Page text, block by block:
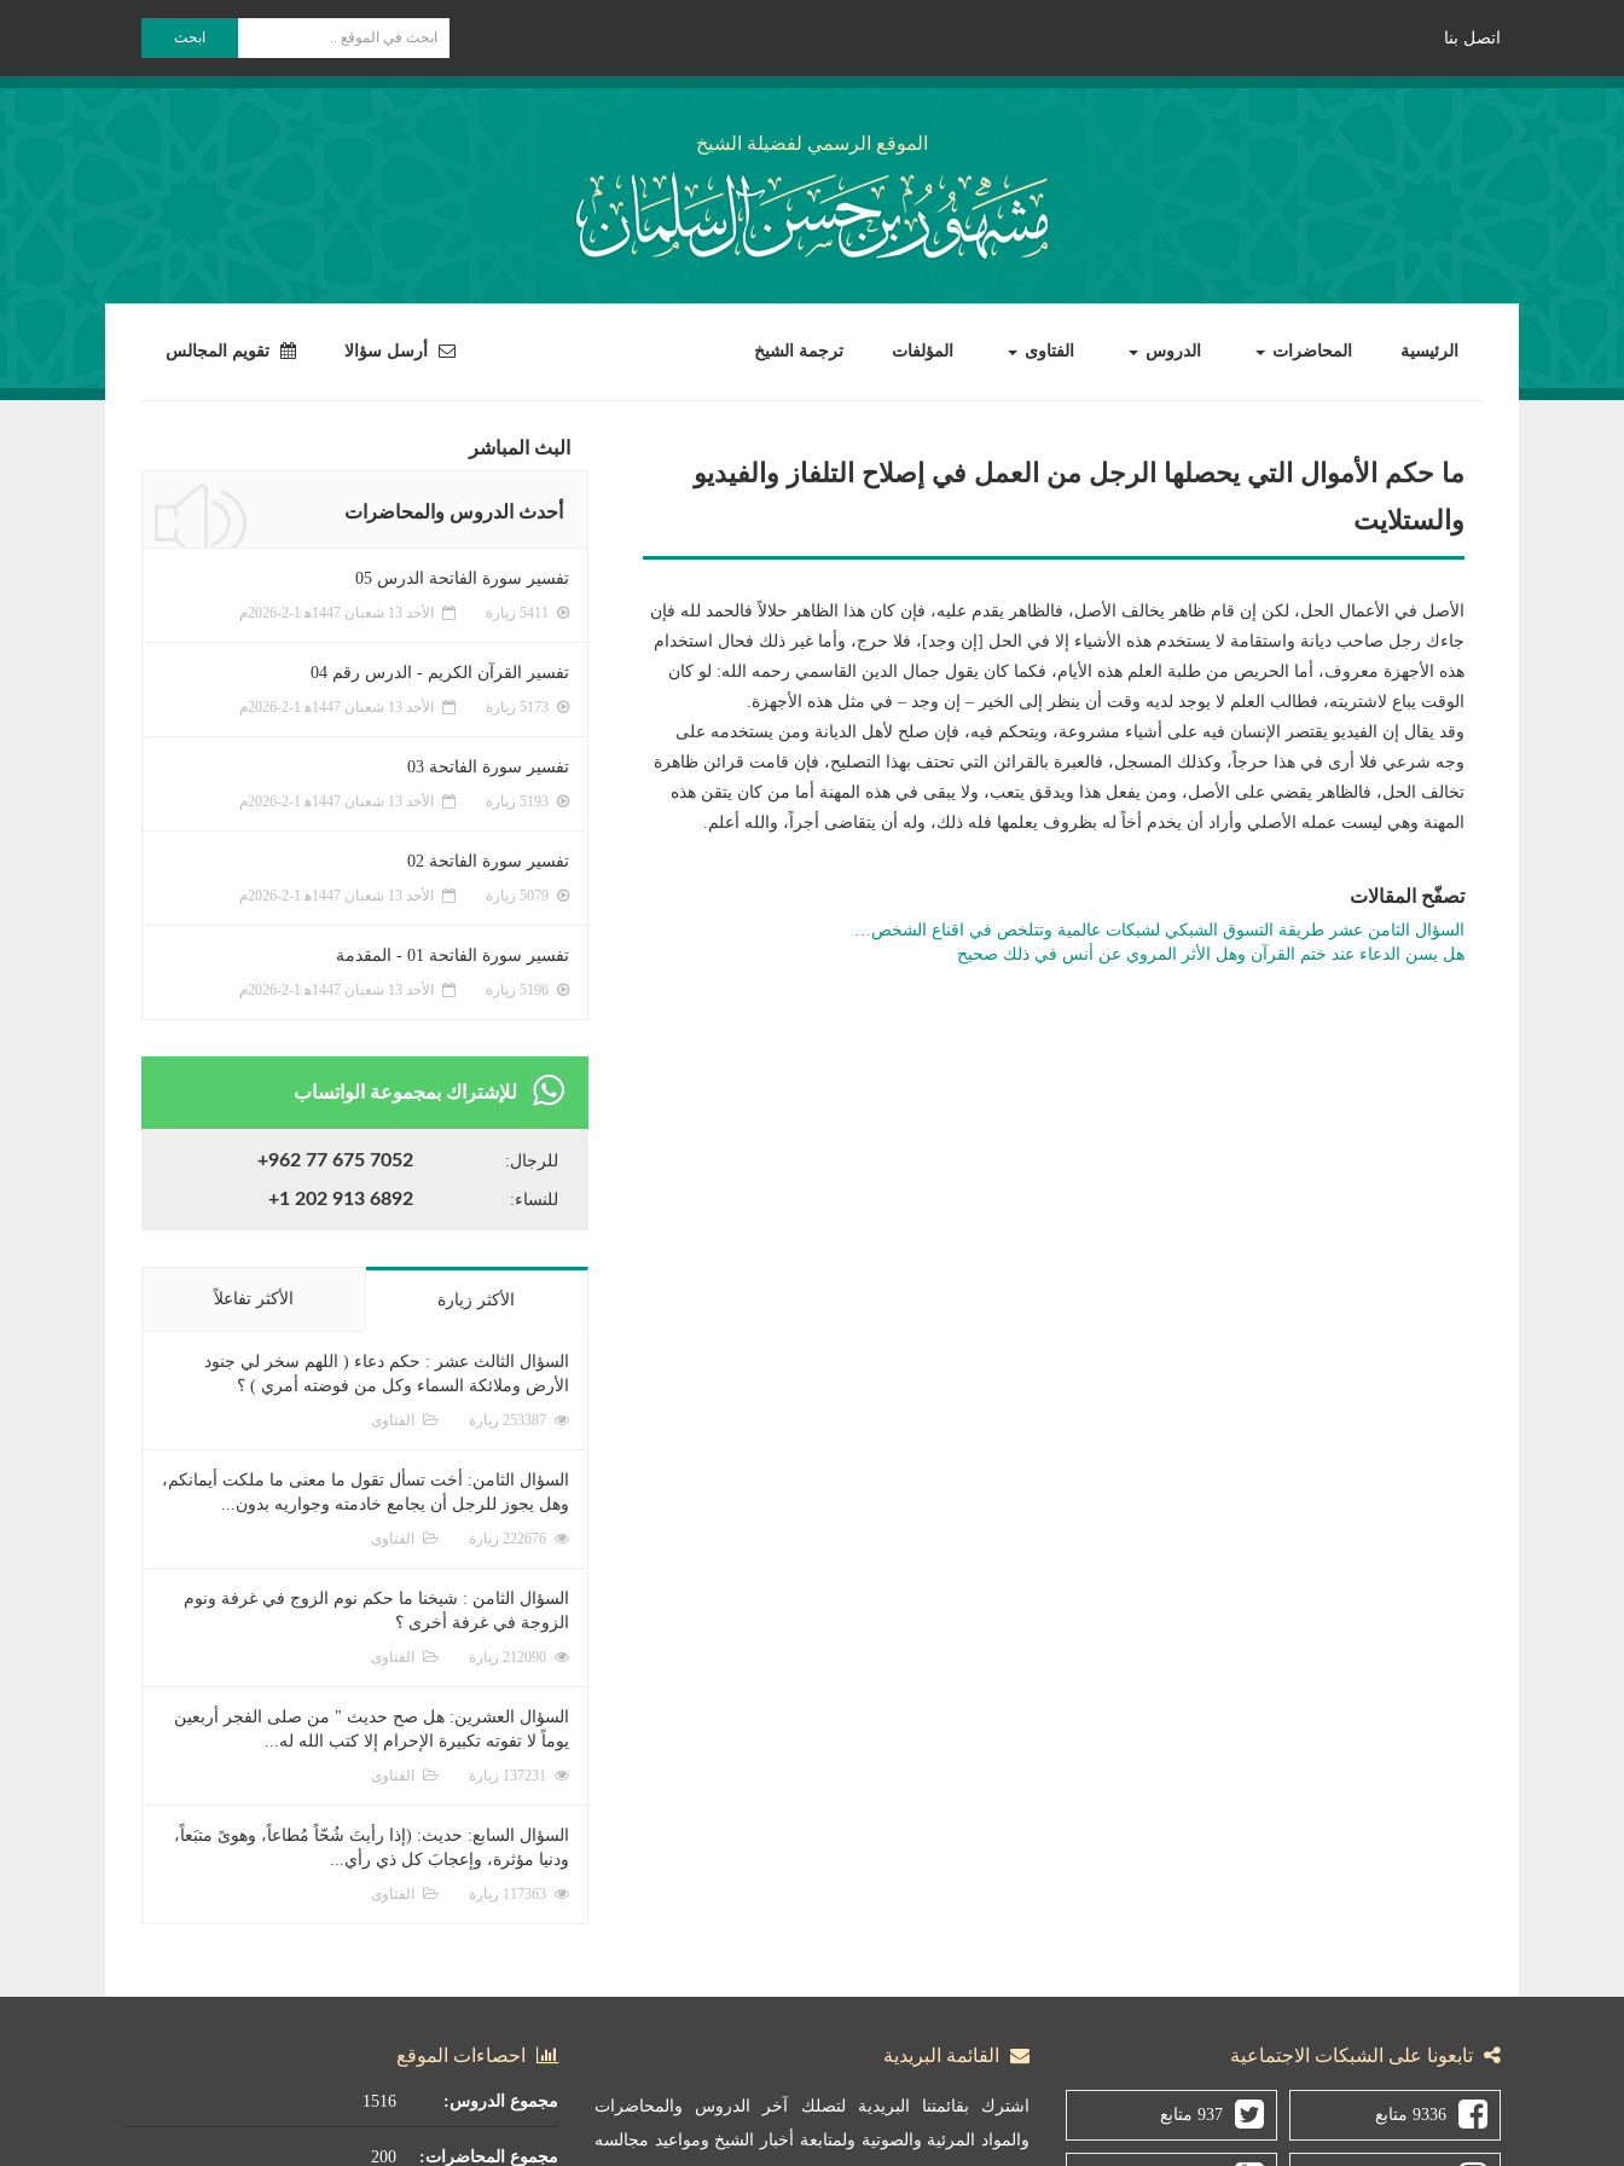
اتصل بنا ابحث
الموقع الرسمي لفضيلة الشيخ
الرئيسية المحاضرات الدروس الفتاوى المؤلفات ترجمة الشيخ أرسل سؤالا تقويم المجالس
ما حكم الأموال التي يحصلها الرجل من العمل في إصلاح التلفاز والفيديو
والستلايت
الأصل في الأعمال الحل، لكن إن قام ظاهر يخالف الأصل، فالظاهر يقدم عليه، فإن كان هذا الظاهر حلالاً فالحمد لله فإن
جاءك رجل صاحب ديانة واستقامة لا يستخدم هذه الأشياء إلا في الحل [إن وجد]، فلا حرج، وأما غير ذلك فحال استخدام
هذه الأجهزة معروف، أما الحريص من طلبة العلم هذه الأيام، فكما كان يقول جمال الدين القاسمي رحمه الله: لو كان
الوقت يباع لاشتريته، فطالب العلم لا يوجد لديه وقت أن ينظر إلى الخير – إن وجد – في مثل هذه الأجهزة.
وقد يقال إن الفيديو يقتصر الإنسان فيه على أشياء مشروعة، ويتحكم فيه، فإن صلح لأهل الديانة ومن يستخدمه على
وجه شرعي فلا أرى في هذا حرجاً، وكذلك المسجل، فالعبرة بالقرائن التي تحتف بهذا التصليح، فإن قامت قرائن ظاهرة
تخالف الحل، فالظاهر يقضي على الأصل، ومن يفعل هذا ويدقق يتعب، ولا يبقى في هذه المهنة أما من كان يتقن هذه
المهنة وهي ليست عمله الأصلي وأراد أن يخدم أخاً له بظروف يعلمها فله ذلك، وله أن يتقاضى أجراً، والله أعلم.
تصفّح المقالات
السؤال الثامن عشر طريقة التسوق الشبكي لشبكات عالمية وتتلخص في اقناع الشخص…
هل يسن الدعاء عند ختم القرآن وهل الأثر المروي عن أنس في ذلك صحيح
البث المباشر
أحدث الدروس والمحاضرات
تفسير سورة الفاتحة الدرس 05
الأحد 13 شعبان 1447ﻫ 1-2-2026م
تفسير القرآن الكريم - الدرس رقم 04
الأحد 13 شعبان 1447ﻫ 1-2-2026م
تفسير سورة الفاتحة 03
الأحد 13 شعبان 1447ﻫ 1-2-2026م
تفسير سورة الفاتحة 02
الأحد 13 شعبان 1447ﻫ 1-2-2026م
تفسير سورة الفاتحة 01 - المقدمة
الأحد 13 شعبان 1447ﻫ 1-2-2026م
للإشتراك بمجموعة الواتساب
للرجال: +962 77 675 7052
للنساء: +1 202 913 6892
الأكثر زيارة الأكثر تفاعلاً
السؤال الثالث عشر : حكم دعاء ( اللهم سخر لي جنود
الأرض وملائكة السماء وكل من فوضته أمري ) ؟
الفتاوى
السؤال الثامن: أخت تسأل تقول ما معنى ما ملكت أيمانكم،
وهل يجوز للرجل أن يجامع خادمته وجواريه بدون...
الفتاوى
السؤال الثامن : شيخنا ما حكم نوم الزوج في غرفة ونوم
الزوجة في غرفة أخرى ؟
الفتاوى
السؤال العشرين: هل صح حديث " من صلى الفجر أربعين
يوماً لا تفوته تكبيرة الإحرام إلا كتب الله له...
الفتاوى
السؤال السابع: حديث: (إذا رأيتَ شُحّاً مُطاعاً، وهوىً متبَعاً،
ودنيا مؤثرة، وإعجابَ كل ذي رأي...
الفتاوى
تابعونا على الشبكات الاجتماعية
9336 متابع 937 متابع
القائمة البريدية
اشترك بقائمتنا البريدية لتصلك آخر الدروس والمحاضرات
والمواد المرئية والصوتية ولمتابعة أخبار الشيخ ومواعيد مجالسه
احصاءات الموقع
مجموع الدروس:
مجموع المحاضرات: